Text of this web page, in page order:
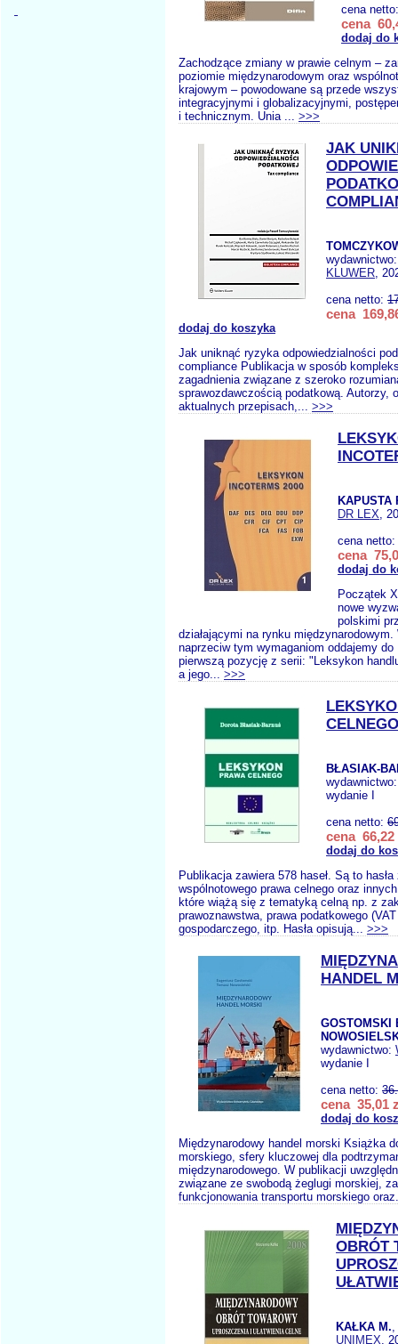
cena
cena
dodaj do
Zachodzące zmiany w prawie celnym –
poziomie międzynarodowym oraz
krajowym – powodowane są przede
integracyjnymi i globalizacyjnymi,
i technicznym. Unia ... >>>
JAK
KLUWER,
cena netto:
cena
dodaj do koszyka
Jak uniknąć ryzyka odpowiedzialności
compliance Publikacja w sposób
zagadnienia związane z szeroko
sprawozdawczością podatkową. Autorzy,
aktualnych przepisach,... >>>
KAPUSTA
DR LEX,
cena netto:
cena
dodaj do
Początek
nowe
polskimi
działającymi na rynku
naprzeciw tym wymaganiom oddajemy do
pierwszą pozycję z serii: "Leksykon
a jego... >>>
CELNEGO
BŁASIAK-
wydanie I
cena netto:
cena 66,22
dodaj do
Publikacja zawiera 578 haseł. Są to
wspólnotowego prawa celnego oraz
które wiążą się z tematyką celną np. z
prawoznawstwa, prawa podatkowego
gospodarczego, itp. Hasła opisują... >>>
HANDEL
GOSTOMSKI
wydawnictwo:
wydanie I
cena netto:
cena 35,01
dodaj do
Międzynarodowy handel morski Książka
morskiego, sfery kluczowej dla
międzynarodowego. W publikacji
związane ze swobodą żeglugi morskiej,
funkcjonowania transportu morskiego
OBRÓT
KAŁKA M.,
UNIMEX,